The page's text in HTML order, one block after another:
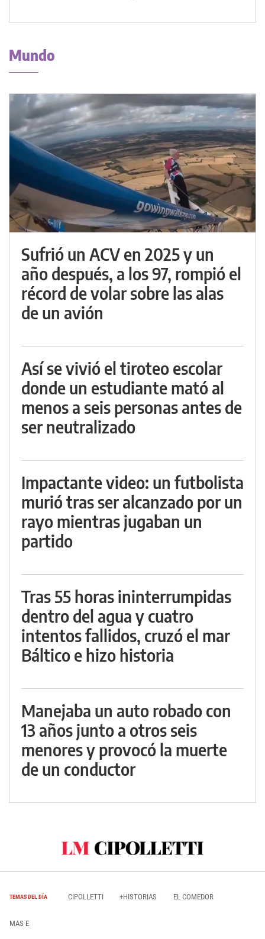
Mundo
Sufrió un ACV en 2025 y un
año después, a los 97, rompió el
récord de volar sobre las alas
de un avión
Así se vivió el tiroteo escolar
donde un estudiante mató al
menos a seis personas antes de
ser neutralizado
Impactante video: un futbolista
murió tras ser alcanzado por un
rayo mientras jugaban un
partido
Tras 55 horas ininterrumpidas
dentro del agua y cuatro
intentos fallidos, cruzó el mar
Báltico e hizo historia
Manejaba un auto robado con
13 años junto a otros seis
menores y provocó la muerte
de un conductor
TEMAS DEL DÍA CIPOLLETTI +HISTORIAS EL COMEDOR
MAS E